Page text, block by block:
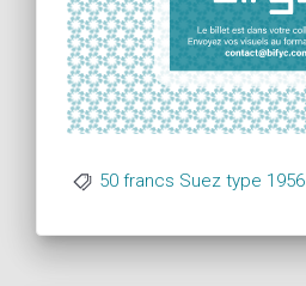
50 francs Suez type 1956